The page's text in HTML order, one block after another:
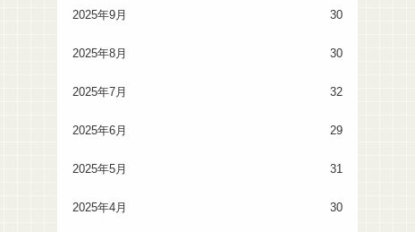
2025年9月 30
2025年8月 30
2025年7月 32
2025年6月 29
2025年5月 31
2025年4月 30